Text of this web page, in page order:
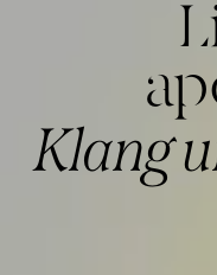
Klang